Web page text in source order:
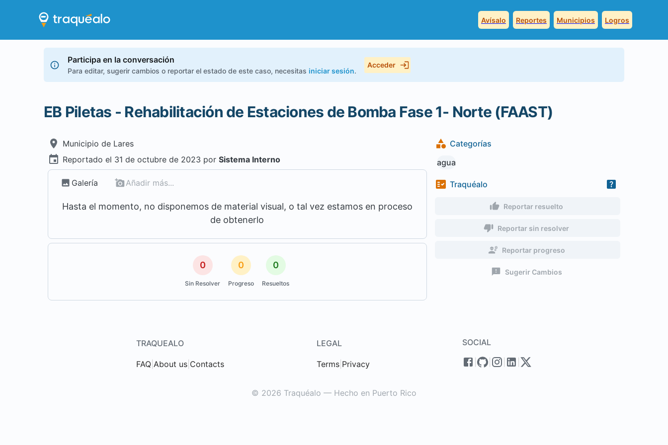
Avísalo Reportes Municipios Logros
Participa en la conversación
Para editar, sugerir cambios o reportar el estado de este caso, necesitas iniciar sesión.
Acceder
EB Piletas - Rehabilitación de Estaciones de Bomba Fase 1- Norte (FAAST)
Municipio de Lares
Reportado el 31 de octubre de 2023 por Sistema Interno
Galería Añadir más...
Hasta el momento, no disponemos de material visual, o tal vez estamos en proceso
de obtenerlo
0
Sin Resolver
0
Progreso
0
Resueltos
Categorías
agua
Traquéalo
Reportar resuelto
Reportar sin resolver
Reportar progreso
Sugerir Cambios
TRAQUEALO
FAQ About us Contacts
LEGAL
Terms Privacy
SOCIAL
© 2026 Traquéalo — Hecho en Puerto Rico